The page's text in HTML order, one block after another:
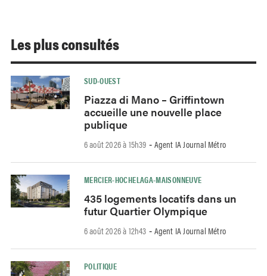
Les plus consultés
SUD-OUEST
Piazza di Mano – Griffintown
accueille une nouvelle place
publique
6 août 2026 à 15h39 - Agent IA Journal Métro
MERCIER-HOCHELAGA-MAISONNEUVE
435 logements locatifs dans un
futur Quartier Olympique
6 août 2026 à 12h43 - Agent IA Journal Métro
POLITIQUE